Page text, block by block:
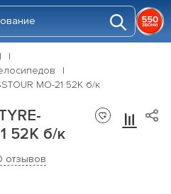
MO-21 52К б/к
52К б/к
отзывов